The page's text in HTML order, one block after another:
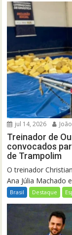
jul 14, 2026
Treinador de
convocados
de Trampolim
O treinador
Ana Júlia Machado
Brasil Destaque